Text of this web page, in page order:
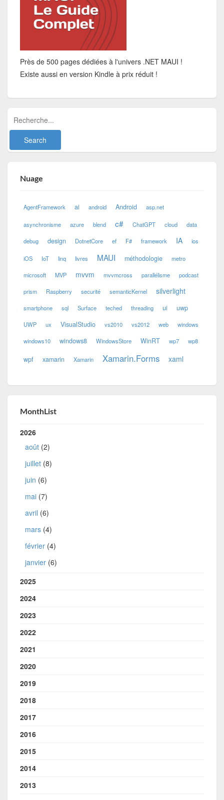
Près de 500 pages dédiées à l'univers .NET MAUI !
Existe aussi en version Kindle à prix réduit !
Nuage
AgentFramework ai android Android asp.net
asynchronisme azure blend c# ChatGPT cloud data
debug design DotnetCore ef F# framework IA ios
iOS IoT linq livres MAUI méthodologie metro
microsoft MVP mvvm mvvmcross parallélisme podcast
prism Raspberry securité semanticKernel silverlight
smartphone sql Surface teched threading ui uwp
UWP ux VisualStudio vs2010 vs2012 web windows
windows10 windows8 WindowsStore WinRT wp7 wp8
wpf xamarin Xamarin Xamarin.Forms xaml
MonthList
2026
août (2)
juillet (8)
juin (6)
mai (7)
avril (6)
mars (4)
février (4)
janvier (6)
2025
2024
2023
2022
2021
2020
2019
2018
2017
2016
2015
2014
2013